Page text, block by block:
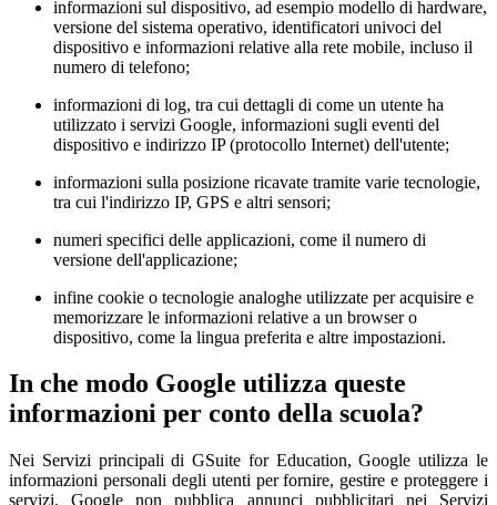
informazioni sul dispositivo, ad esempio modello di hardware,
versione del sistema operativo, identificatori univoci del
dispositivo e informazioni relative alla rete mobile, incluso il
numero di telefono;
informazioni di log, tra cui dettagli di come un utente ha
utilizzato i servizi Google, informazioni sugli eventi del
dispositivo e indirizzo IP (protocollo Internet) dell'utente;
informazioni sulla posizione ricavate tramite varie tecnologie,
tra cui l'indirizzo IP, GPS e altri sensori;
numeri specifici delle applicazioni, come il numero di
versione dell'applicazione;
infine cookie o tecnologie analoghe utilizzate per acquisire e
memorizzare le informazioni relative a un browser o
dispositivo, come la lingua preferita e altre impostazioni.
In che modo Google utilizza queste
informazioni per conto della scuola?
Nei Servizi principali di GSuite for Education, Google utilizza le
informazioni personali degli utenti per fornire, gestire e proteggere i
servizi. Google non pubblica annunci pubblicitari nei Servizi